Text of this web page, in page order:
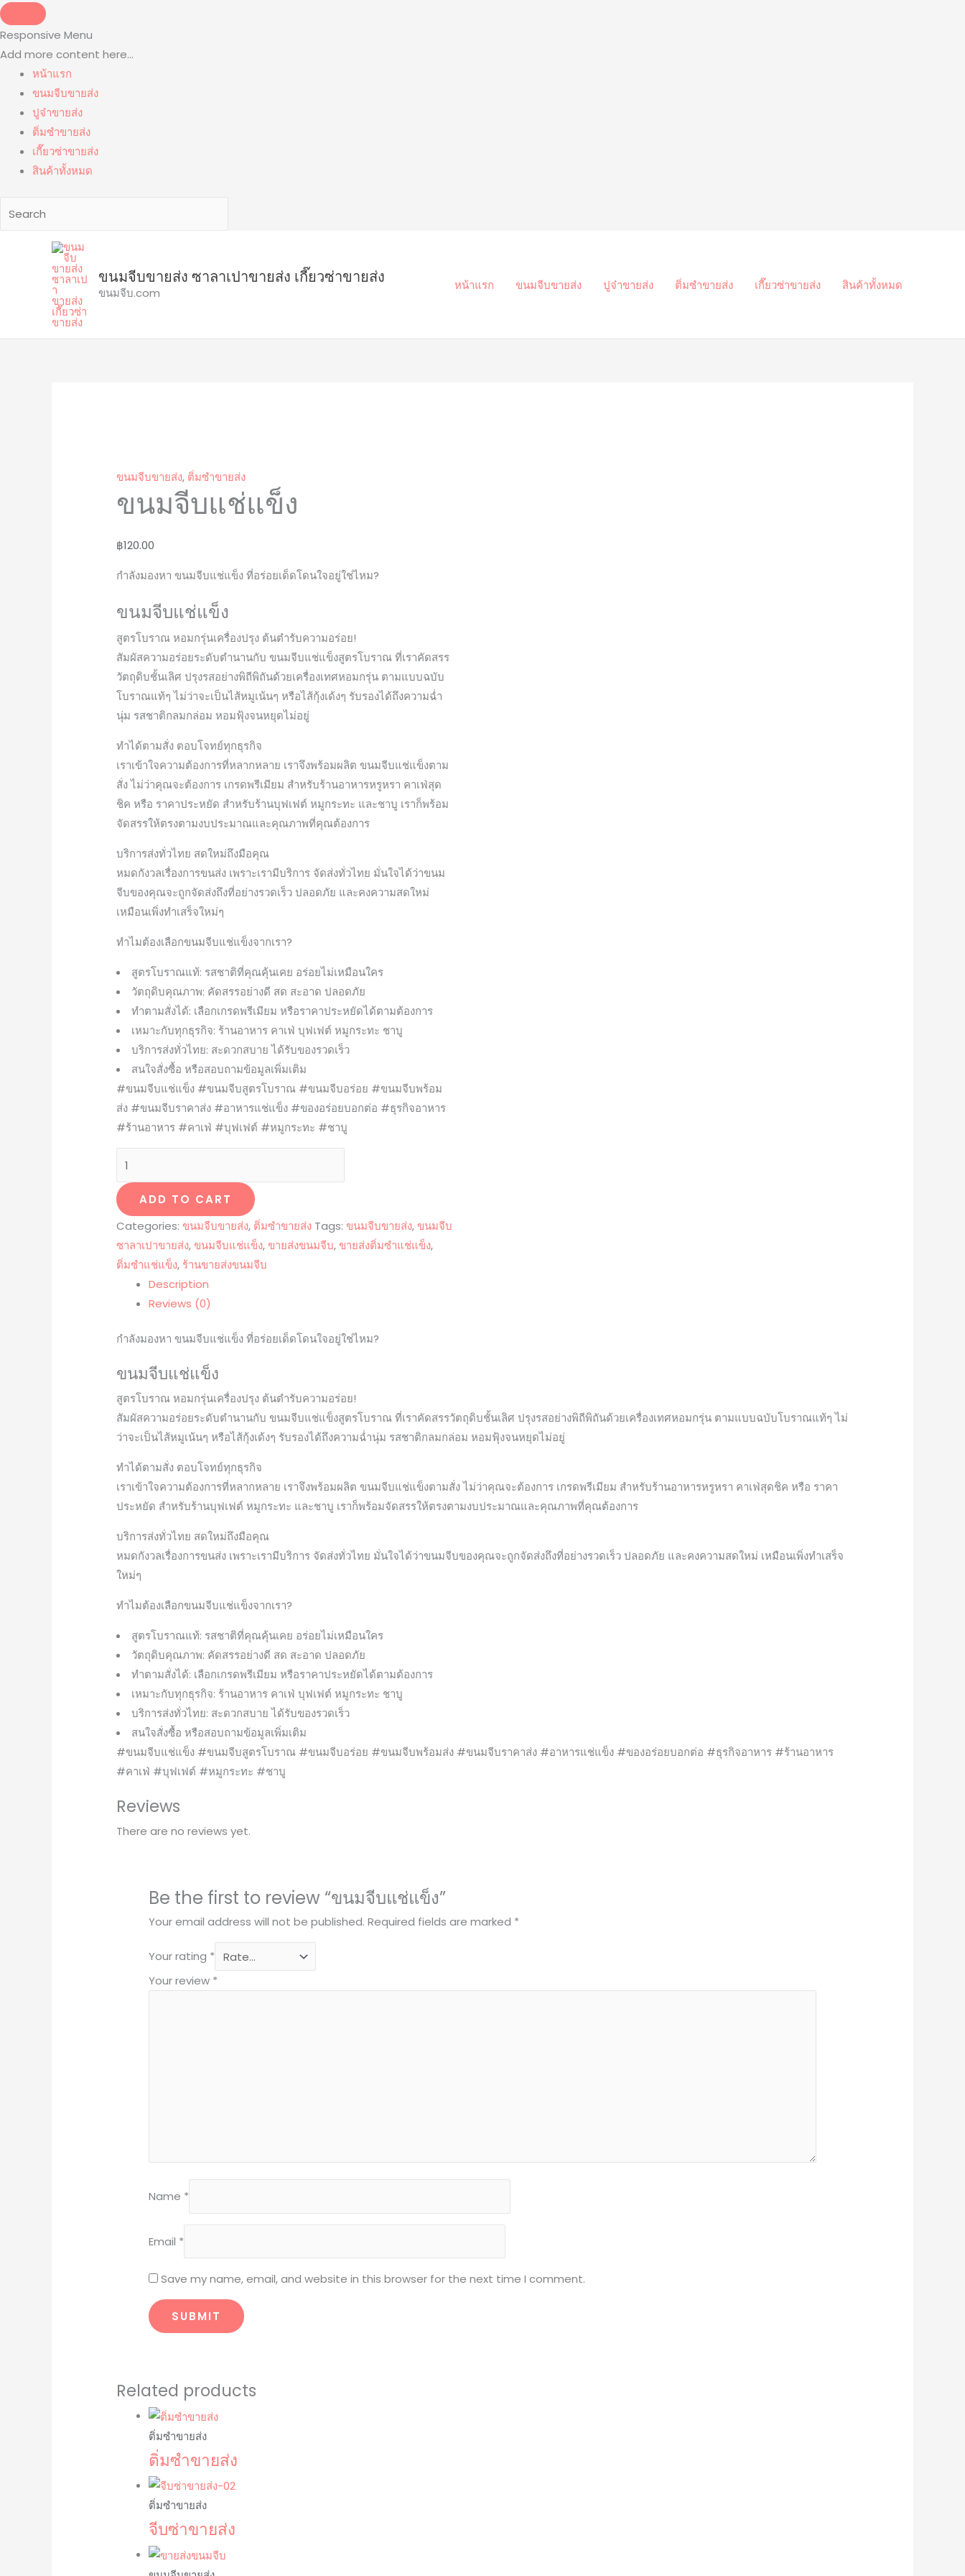
Responsive Menu
Add more content here...
หน้าแรก
ขนมจีบขายส่ง
ปูจ๋าขายส่ง
ติ่มซำขายส่ง
เกี๊ยวซ่าขายส่ง
สินค้าทั้งหมด
Skip
to
content
ขนมจีบขายส่ง ซาลาเปาขายส่ง เกี๊ยวซ่าขายส่ง
ขนมจีบ.com
หน้าแรก ขนมจีบขายส่ง ปูจ๋าขายส่ง ติ่มซำขายส่ง เกี๊ยวซ่าขายส่ง สินค้าทั้งหมด
ขนมจีบขายส่ง, ติ่มซำขายส่ง
ขนมจีบแช่แข็ง
฿120.00
กำลังมองหา ขนมจีบแช่แข็ง ที่อร่อยเด็ดโดนใจอยู่ใช่ไหม?
ขนมจีบแช่แข็ง
สูตรโบราณ หอมกรุ่นเครื่องปรุง ต้นตำรับความอร่อย!
สัมผัสความอร่อยระดับตำนานกับ ขนมจีบแช่แข็งสูตรโบราณ ที่เราคัดสรร
วัตถุดิบชั้นเลิศ ปรุงรสอย่างพิถีพิถันด้วยเครื่องเทศหอมกรุ่น ตามแบบฉบับ
โบราณแท้ๆ ไม่ว่าจะเป็นไส้หมูเน้นๆ หรือไส้กุ้งเด้งๆ รับรองได้ถึงความฉ่ำ
นุ่ม รสชาติกลมกล่อม หอมฟุ้งจนหยุดไม่อยู่
ทำได้ตามสั่ง ตอบโจทย์ทุกธุรกิจ
เราเข้าใจความต้องการที่หลากหลาย เราจึงพร้อมผลิต ขนมจีบแช่แข็งตาม
สั่ง ไม่ว่าคุณจะต้องการ เกรดพรีเมียม สำหรับร้านอาหารหรูหรา คาเฟ่สุด
ชิค หรือ ราคาประหยัด สำหรับร้านบุฟเฟต์ หมูกระทะ และชาบู เราก็พร้อม
จัดสรรให้ตรงตามงบประมาณและคุณภาพที่คุณต้องการ
บริการส่งทั่วไทย สดใหม่ถึงมือคุณ
หมดกังวลเรื่องการขนส่ง เพราะเรามีบริการ จัดส่งทั่วไทย มั่นใจได้ว่าขนม
จีบของคุณจะถูกจัดส่งถึงที่อย่างรวดเร็ว ปลอดภัย และคงความสดใหม่
เหมือนเพิ่งทำเสร็จใหม่ๆ
ทำไมต้องเลือกขนมจีบแช่แข็งจากเรา?
สูตรโบราณแท้: รสชาติที่คุณคุ้นเคย อร่อยไม่เหมือนใคร
วัตถุดิบคุณภาพ: คัดสรรอย่างดี สด สะอาด ปลอดภัย
ทำตามสั่งได้: เลือกเกรดพรีเมียม หรือราคาประหยัดได้ตามต้องการ
เหมาะกับทุกธุรกิจ: ร้านอาหาร คาเฟ่ บุฟเฟต์ หมูกระทะ ชาบู
บริการส่งทั่วไทย: สะดวกสบาย ได้รับของรวดเร็ว
สนใจสั่งซื้อ หรือสอบถามข้อมูลเพิ่มเติม
#ขนมจีบแช่แข็ง #ขนมจีบสูตรโบราณ #ขนมจีบอร่อย #ขนมจีบพร้อม
ส่ง #ขนมจีบราคาส่ง #อาหารแช่แข็ง #ของอร่อยบอกต่อ #ธุรกิจอาหาร
#ร้านอาหาร #คาเฟ่ #บุฟเฟต์ #หมูกระทะ #ชาบู
แช่
แข็ง
ADD TO CART
Categories: ขนมจีบขายส่ง, ติ่มซำขายส่ง Tags: ขนมจีบขายส่ง,ขนมจีบ
ซาลาเปาขายส่ง,ขนมจีบแช่แข็ง,ขายส่งขนมจีบ,ขายส่งติ่มซำแช่แข็ง,
ติ่มซำแช่แข็ง, ร้านขายส่งขนมจีบ
Description
Reviews (0)
กำลังมองหา ขนมจีบแช่แข็ง ที่อร่อยเด็ดโดนใจอยู่ใช่ไหม?
ขนมจีบแช่แข็ง
สูตรโบราณ หอมกรุ่นเครื่องปรุง ต้นตำรับความอร่อย!
สัมผัสความอร่อยระดับตำนานกับ ขนมจีบแช่แข็งสูตรโบราณ ที่เราคัดสรรวัตถุดิบชั้นเลิศ ปรุงรสอย่างพิถีพิถันด้วยเครื่องเทศหอมกรุ่น ตามแบบฉบับโบราณแท้ๆ ไม่
ว่าจะเป็นไส้หมูเน้นๆ หรือไส้กุ้งเด้งๆ รับรองได้ถึงความฉ่ำนุ่ม รสชาติกลมกล่อม หอมฟุ้งจนหยุดไม่อยู่
ทำได้ตามสั่ง ตอบโจทย์ทุกธุรกิจ
เราเข้าใจความต้องการที่หลากหลาย เราจึงพร้อมผลิต ขนมจีบแช่แข็งตามสั่ง ไม่ว่าคุณจะต้องการ เกรดพรีเมียม สำหรับร้านอาหารหรูหรา คาเฟ่สุดชิค หรือ ราคา
ประหยัด สำหรับร้านบุฟเฟต์ หมูกระทะ และชาบู เราก็พร้อมจัดสรรให้ตรงตามงบประมาณและคุณภาพที่คุณต้องการ
บริการส่งทั่วไทย สดใหม่ถึงมือคุณ
หมดกังวลเรื่องการขนส่ง เพราะเรามีบริการ จัดส่งทั่วไทย มั่นใจได้ว่าขนมจีบของคุณจะถูกจัดส่งถึงที่อย่างรวดเร็ว ปลอดภัย และคงความสดใหม่ เหมือนเพิ่งทำเสร็จ
ใหม่ๆ
ทำไมต้องเลือกขนมจีบแช่แข็งจากเรา?
สูตรโบราณแท้: รสชาติที่คุณคุ้นเคย อร่อยไม่เหมือนใคร
วัตถุดิบคุณภาพ: คัดสรรอย่างดี สด สะอาด ปลอดภัย
ทำตามสั่งได้: เลือกเกรดพรีเมียม หรือราคาประหยัดได้ตามต้องการ
เหมาะกับทุกธุรกิจ: ร้านอาหาร คาเฟ่ บุฟเฟต์ หมูกระทะ ชาบู
บริการส่งทั่วไทย: สะดวกสบาย ได้รับของรวดเร็ว
สนใจสั่งซื้อ หรือสอบถามข้อมูลเพิ่มเติม
#ขนมจีบแช่แข็ง #ขนมจีบสูตรโบราณ #ขนมจีบอร่อย #ขนมจีบพร้อมส่ง #ขนมจีบราคาส่ง #อาหารแช่แข็ง #ของอร่อยบอกต่อ #ธุรกิจอาหาร #ร้านอาหาร
#คาเฟ่ #บุฟเฟต์ #หมูกระทะ #ชาบู
Reviews
There are no reviews yet.
Be the first to review “ขนมจีบแช่แข็ง”
Your email address will not be published. Required fields are marked *
Your rating *
Your review *
Name *
Email *
Save my name, email, and website in this browser for the next time I comment.
Related products
ติ่มซำขายส่ง
ติ่มซำขายส่ง
ติ่มซำขายส่ง
จีบซ่าขายส่ง